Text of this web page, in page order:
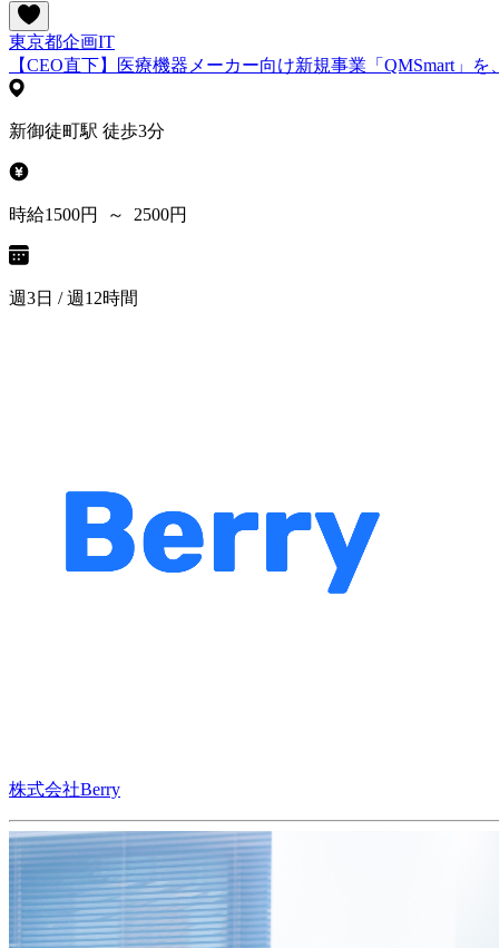
東京都企画IT
【CEO直下】医療機器メーカー向け新規事業「QMSmart」
新御徒町駅 徒歩3分
時給1500円 ～ 2500円
週3日 / 週12時間
株式会社Berry